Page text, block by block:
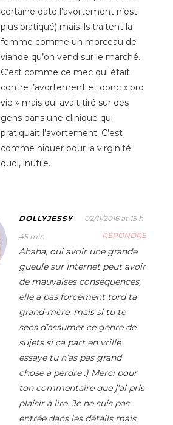
certaine date l’avortement n’est
plus pratiqué) mais ils traitent la
femme comme un morceau de
viande qu’on vend sur le marché.
C’est comme ce mec qui était
contre l’avortement et donc « pro
vie » mais qui avait tiré sur des
gens dans une clinique qui
pratiquait l’avortement. C’est
comme niquer pour la virginité
quoi, inutile.
DOLLYJESSY
02/11/2016 at 15 h
45 min
RÉPONDRE
Ahaha, oui avoir une grande
gueule sur Internet peut avoir
de mauvaises conséquences,
elle a pas forcément tord ta
grand-mère, mais si tu te
sens d’assumer ce genre de
sujets si ça part en vrille
essaye tu n’as pas grand
chose à perdre :) Merci pour
ton commentaire que j’ai pris
plaisir à lire. Je ne suis pas
entrée dans les détails mais